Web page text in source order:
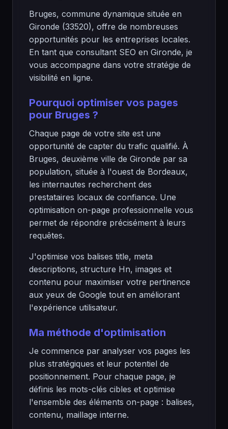
Bruges, commune dynamique située en
Gironde (33520), offre de nombreuses
opportunités pour les entreprises locales.
En tant que consultant SEO en Gironde, je
vous accompagne dans votre stratégie de
visibilité en ligne.
Pourquoi optimiser vos pages
pour Bruges ?
Chaque page de votre site est une
opportunité de capter du trafic qualifié. À
Bruges, deuxième ville de Gironde par sa
population, située à l'ouest de Bordeaux,
les internautes recherchent des
prestataires locaux de confiance. Une
optimisation on-page professionnelle vous
permet de répondre précisément à leurs
requêtes.
J'optimise vos balises title, meta
descriptions, structure Hn, images et
contenu pour maximiser votre pertinence
aux yeux de Google tout en améliorant
l'expérience utilisateur.
Ma méthode d'optimisation
Je commence par analyser vos pages les
plus stratégiques et leur potentiel de
positionnement. Pour chaque page, je
définis les mots-clés cibles et optimise
l'ensemble des éléments on-page : balises,
contenu, maillage interne.